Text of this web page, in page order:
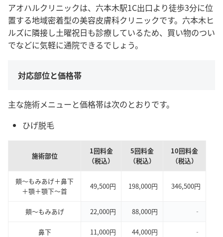
アオハルクリニックは、六本木駅1C出口より徒歩3分に位
置する地域密着型の美容皮膚科クリニックです。六本木ヒ
ルズに隣接し土曜祝日も診療しているため、買い物のつい
でなどに気軽に通院できるでしょう。
対応部位と価格帯
主な施術メニューと価格帯は次のとおりです。
ひげ脱毛
施術部位
1回料金
（税込）
5回料金
（税込）
10回料金
（税込）
頬〜もみあげ＋鼻下
＋顎＋顎下〜首
49,500円 198,000円 346,500円
頬〜もみあげ 22,000円 88,000円 ‐
鼻下 11,000円 44,000円 ‐